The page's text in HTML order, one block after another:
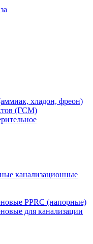
хладон, фреон)
(ГСМ)
канализационные
PPRC (напорные)
для канализации